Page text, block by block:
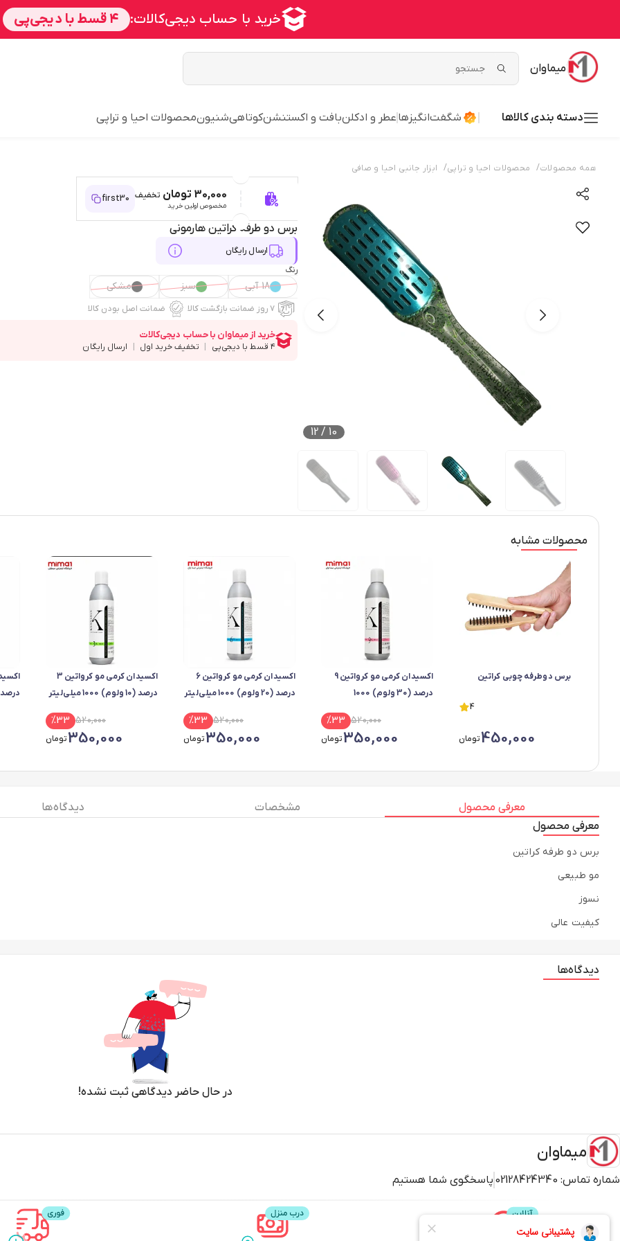
میماوان
دسته بندی کالاها شگفت‌انگیزها عطر و ادکلنبافت و اکستنشنکوتاهیشنیونمحصولات احیا و تراپی
همه محصولات/ محصولات احیا و تراپی/ ابزار جانبی احیا و صافی
10
/
12
30,000 تومان تخفیف
مخصوص اولین خرید
first30
برس دو طرفه کراتین هارمونی
ارسال رایگان
رنگ
18 آبی سبز مشکی
۷ روز ضمانت بازگشت کالا ضمانت اصل بودن کالا
محصولات مشابه
برس دوطرفه چوبی کراتین
4
450,000تومان
اکسیدان کرمی مو کرواتین 9
درصد (30 ولوم) 1000
520,000
%33
350,000تومان
اکسیدان کرمی مو کرواتین 6
درصد (20 ولوم) 1000 میلی‌لیتر
520,000
%33
350,000تومان
اکسیدان کرمی مو کرواتین 3
درصد (10 ولوم) 1000 میلی‌لیتر
520,000
%33
350,000تومان
درصد (5 ولوم) 1000
معرفی محصول مشخصات
دیدگاه ها
معرفی محصول
برس دو طرفه کراتین
مو طبیعی
نسوز
کیفیت عالی
دیدگاه‌ها
در حال حاضر دیدگاهی ثبت نشده!
میماوان
شماره تماس: 02128424340 پاسخگوی شما هستیم